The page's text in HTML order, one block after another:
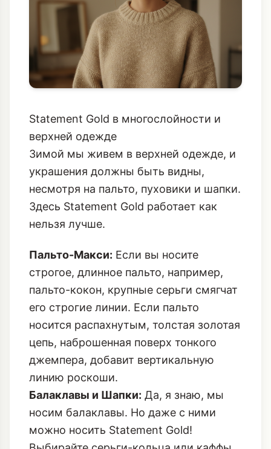
Statement Gold в многослойности и
верхней одежде
Зимой мы живем в верхней одежде, и
украшения должны быть видны,
несмотря на пальто, пуховики и шапки.
Здесь Statement Gold работает как
нельзя лучше.
Пальто-Макси: Если вы носите
строгое, длинное пальто, например,
пальто-кокон, крупные серьги смягчат
его строгие линии. Если пальто
носится распахнутым, толстая золотая
цепь, наброшенная поверх тонкого
джемпера, добавит вертикальную
линию роскоши.
Балаклавы и Шапки: Да, я знаю, мы
носим балаклавы. Но даже с ними
можно носить Statement Gold!